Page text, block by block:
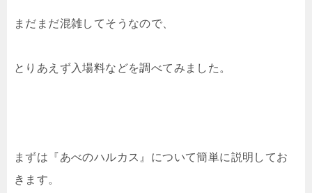
まだまだ混雑してそうなので、
とりあえず入場料などを調べてみました。
まずは『あべのハルカス』について簡単に説明してお
きます。